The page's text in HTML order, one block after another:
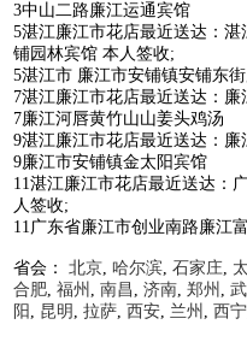
3中山二路廉江运通宾馆
5湛江廉江市花店最近送达：
铺园林宾馆 本人签收;
5湛江市 廉江市安铺镇安铺东
7湛江廉江市花店最近送达：
7廉江河唇黄竹山山姜头鸡汤
9湛江廉江市花店最近送达：
9廉江市安铺镇金太阳宾馆
11湛江廉江市花店最近送达：
人签收;
11广东省廉江市创业南路廉江
省会：北京, 哈尔滨,石家庄,
合肥,福州 ,南昌 ,济南,郑州 ,
阳 , 昆明 ,拉萨,西安, 兰州 ,西宁